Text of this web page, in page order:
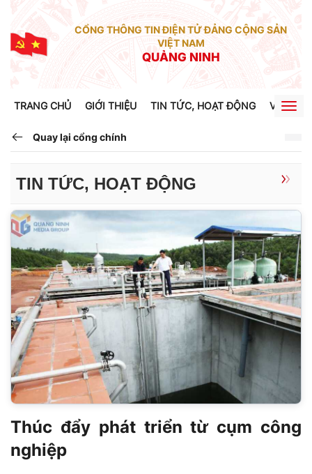
CỔNG THÔNG TIN ĐIỆN TỬ ĐẢNG CỘNG SẢN
VIỆT NAM
QUẢNG NINH
TRANG CHỦ GIỚI THIỆU TIN TỨC, HOẠT ĐỘNG VĂN
Quay lại cổng chính
TIN TỨC, HOẠT ĐỘNG
Thúc đẩy phát triển từ cụm công
nghiệp